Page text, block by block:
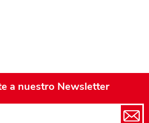
a nuestro Newsletter